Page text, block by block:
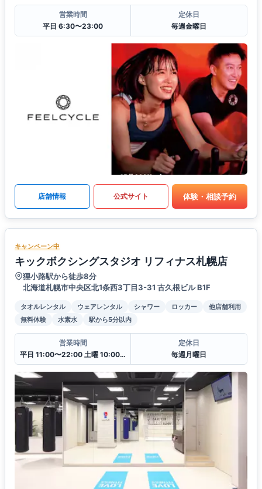
営業時間
平日 6:30〜23:00
定休日
毎週金曜日
店舗情報 公式サイト 体験・相談予約
キャンペーン中
キックボクシングスタジオ リフィナス札幌店
狸小路駅から徒歩8分
北海道札幌市中央区北1条西3丁目3-31 古久根ビル B1F
タオルレンタル ウェアレンタル シャワー ロッカー
他店舗利用
無料体験
水素水 駅から5分以内
営業時間
平日 11:00〜22:00 土曜 10:00〜20:00 日・祝 10:00〜18:00
定休日
毎週月曜日